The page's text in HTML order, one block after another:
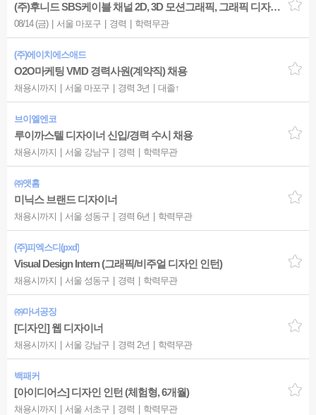
(주)후니드 SBS케이블 채널 2D, 3D 모션그래픽, 그래픽 디자이너 모집
08/14 (금) 서울 마포구 경력 학력무관
(주)에이치에스애드
O2O마케팅 VMD 경력사원(계약직) 채용
채용시까지 서울 마포구 경력 3년 대졸↑
브이엘엔코
루이까스텔 디자이너 신입/경력 수시 채용
채용시까지 서울 강남구 경력 학력무관
㈜앳홈
미닉스 브랜드 디자이너
채용시까지 서울 성동구 경력 6년 학력무관
(주)피엑스디(pxd)
Visual Design Intern (그래픽/비주얼 디자인 인턴)
채용시까지 서울 성동구 경력 학력무관
㈜마녀공장
[디자인] 웹 디자이너
채용시까지 서울 강남구 경력 2년 학력무관
백패커
[아이디어스] 디자인 인턴 (체험형, 6개월)
채용시까지 서울 서초구 경력 학력무관